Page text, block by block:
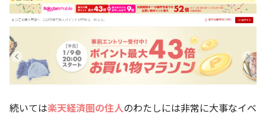
続いては楽天経済圏の住人のわたしには非常に大事なイベ